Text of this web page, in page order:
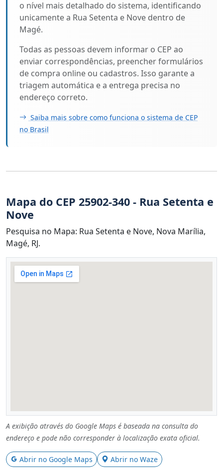
o nível mais detalhado do sistema, identificando
unicamente a Rua Setenta e Nove dentro de
Magé.
Todas as pessoas devem informar o CEP ao
enviar correspondências, preencher formulários
de compra online ou cadastros. Isso garante a
triagem automática e a entrega precisa no
endereço correto.
Saiba mais sobre como funciona o sistema de CEP
no Brasil
Mapa do CEP 25902-340 - Rua Setenta e
Nove
Pesquisa no Mapa: Rua Setenta e Nove, Nova Marília,
Magé, RJ.
A exibição através do Google Maps é baseada na consulta do
endereço e pode não corresponder à localização exata oficial.
Abrir no Google Maps Abrir no Waze